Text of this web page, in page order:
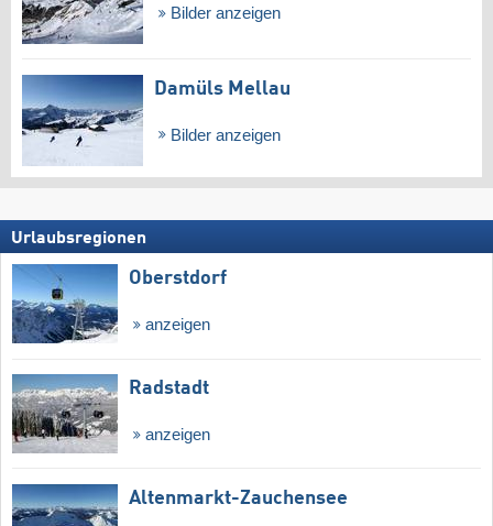
Bilder anzeigen
Damüls Mellau
Bilder anzeigen
Urlaubsregionen
Oberstdorf
anzeigen
Radstadt
anzeigen
Altenmarkt-Zauchensee